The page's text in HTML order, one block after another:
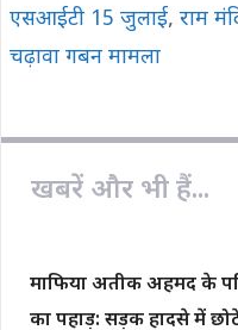
एसआईटी 15 जुलाई, राम
चढ़ावा गबन मामला
खबरें और भी हैं...
माफिया अतीक अहमद के
का पहाड़: सड़क हादसे में